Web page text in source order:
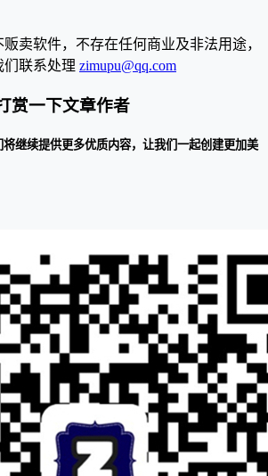
卖软件，不存在任何商业及非法用途，
联系处理 zimupu@qq.com
赏一下文章作者
继续提供更多优质内容，让我们一起创建更加美